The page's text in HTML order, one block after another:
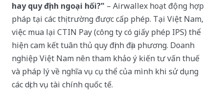
hay quy định ngoại hối?" – Airwallex hoạt động hợp
pháp tại các thị trường được cấp phép. Tại Việt Nam,
việc mua lại CTIN Pay (công ty có giấy phép IPS) thể
hiện cam kết tuân thủ quy định địa phương. Doanh
nghiệp Việt Nam nên tham khảo ý kiến tư vấn thuế
và pháp lý về nghĩa vụ cụ thể của mình khi sử dụng
các dịch vụ tài chính quốc tế.